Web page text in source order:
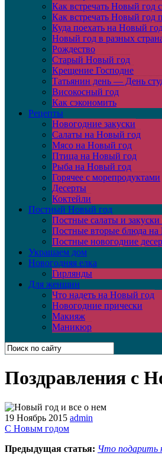
Как встречать Новый год
Как встречать Новый год
Куда поехать на Новый
Новый год в разных
Рождество
Старый Новый год
Крещение Господне
Татьянин день — День
Високосный год
Как сэкономить
Рецепты
Новогодние закуски
Салаты на Новый год
Мясо на Новый год
Птица на Новый год
Рыба на Новый год
Горячее с морепродуктами
Десерты
Коктейли
Постный Новый год
Постные салаты и
Постные вторые блюда
Постные новогодние
Украшаем дом
Новогодняя елка
Гирлянды
Для женщин
Что надеть на Новый год
Новогодние прически
Макияж
Маникюр
Поздравления с
19 Ноябрь 2015 admin
С Новым годом
Предыдущая статья: Что подарить